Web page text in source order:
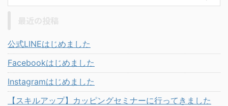
公式LINEはじめました
Facebookはじめました
Instagramはじめました
【スキルアップ】カッピングセミナーに行ってきました